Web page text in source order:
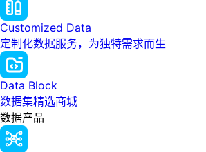
Customized Data
定制化数据服务，为独特需求而生
Data Block
数据集精选商城
数据产品